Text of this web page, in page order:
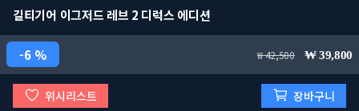
길티기어 이그저드 레브 2 디럭스 에디션
6 % 42,500 39,800
위시리스트 장바구니